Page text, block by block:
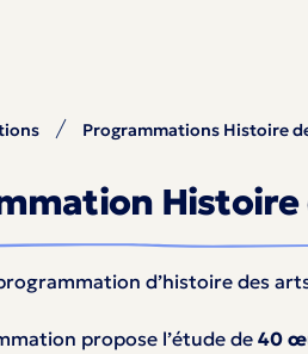
Programmations Histoire
Histoire
d’histoire des
propose l’étude de 40